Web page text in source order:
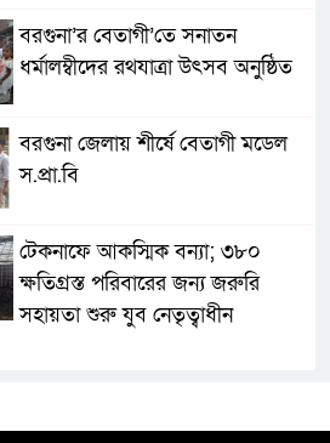
বরগুনা’র বেতাগী’তে সনাতন
ধর্মালম্বীদের রথযাত্রা উৎসব অনুষ্ঠিত
বরগুনা জেলায় শীর্ষে বেতাগী মডেল
স.প্রা.বি
টেকনাফে আকস্মিক বন্যা; ৩৮০
ক্ষতিগ্রস্ত পরিবারের জন্য জরুরি
সহায়তা শুরু যুব নেতৃত্বাধীন